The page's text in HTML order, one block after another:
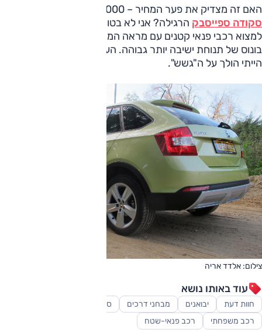
האם זה מצדיק את פער המחיר – 4000 שקלים – אל מול
סקודה ספייסבק הרגילה? אני לא בטוח. במחירים קרובים תוכלו
למצוא רכבי פנאי קטנים עם מראה המשדר הרבה יותר שטח, עם
בונוס של תנוחת ישיבה יותר גבוהה. העניין הוא שדווקא מולם, אני
הייתי הולך על ה"גשש".
צילום: אלדד אריה
עוד באותו נושא
חוות דעת יבואנים מבחני דרכים סופרמיני
רכב משפחתי
רכב פנאי-שטח